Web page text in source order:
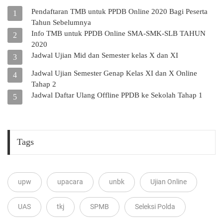
1
Pendaftaran TMB untuk PPDB Online 2020 Bagi Peserta
Tahun Sebelumnya
2
Info TMB untuk PPDB Online SMA-SMK-SLB TAHUN
2020
3 Jadwal Ujian Mid dan Semester kelas X dan XI
4
Jadwal Ujian Semester Genap Kelas XI dan X Online
Tahap 2
5 Jadwal Daftar Ulang Offline PPDB ke Sekolah Tahap 1
Tags
upw upacara unbk Ujian Online
UAS tkj SPMB Seleksi Polda